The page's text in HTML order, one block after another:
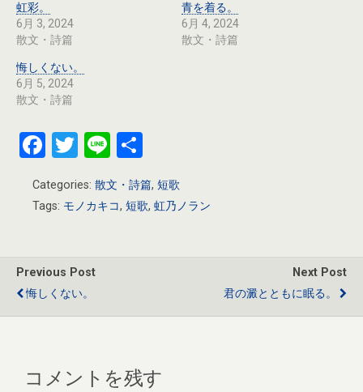
虹彩。
6月 3, 2024
散文・詩篇
青を着る。
6月 4, 2024
散文・詩篇
悔しくない。
6月 5, 2024
散文・詩篇
F
ce
b
o
k
T
tt
Li
n
e
Categories: 散文・詩篇, 短歌
Tags: モノカキコ, 短歌, 虹乃ノラン
Previous Post
悔しくない。
Next Post
君の澱とともに眠る。
コメントを残す